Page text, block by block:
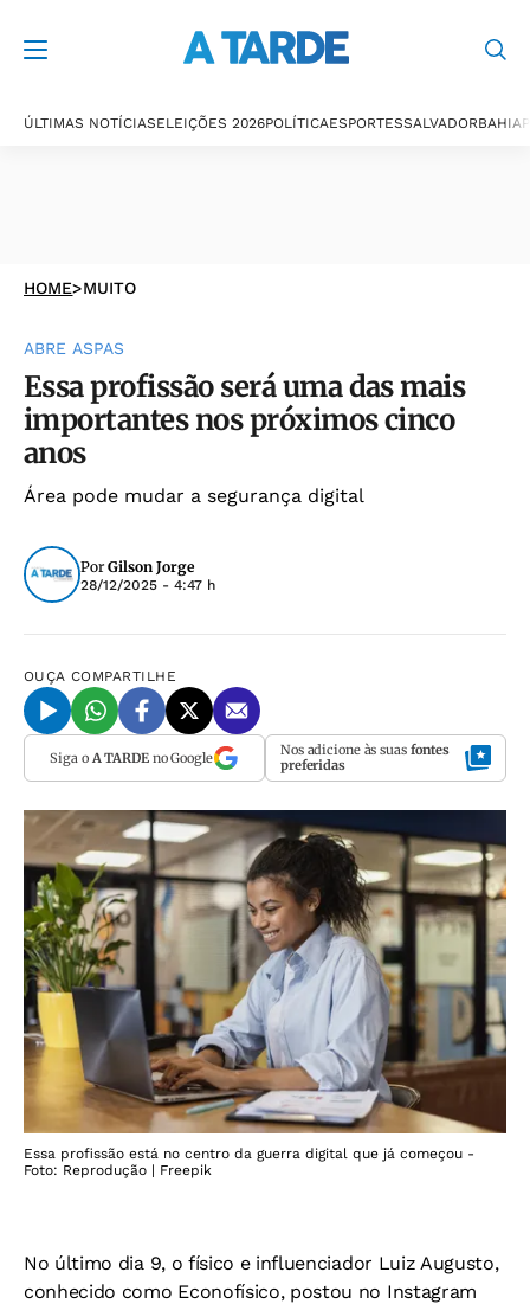
ÚLTIMAS NOTÍCIASELEIÇÕES 2026POLÍTICAESPORTESSALVADORBAHIA
HOME>MUITO
ABRE ASPAS
Essa profissão será uma das mais
importantes nos próximos cinco
anos
Área pode mudar a segurança digital
Por Gilson Jorge
28/12/2025 - 4:47 h
OUÇA COMPARTILHE
Siga o A TARDEno Google Nos adicione às suas fontes
preferidas
Essa profissão está no centro da guerra digital que já começou -
Foto: Reprodução | Freepik
No último dia 9, o físico e influenciador Luiz Augusto,
conhecido como Econofísico, postou no Instagram